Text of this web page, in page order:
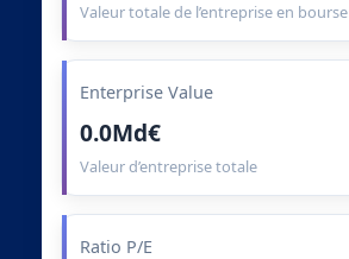
Valeur totale de l’entreprise en bourse
Enterprise Value
0.0Md€
Valeur d’entreprise totale
Ratio P/E